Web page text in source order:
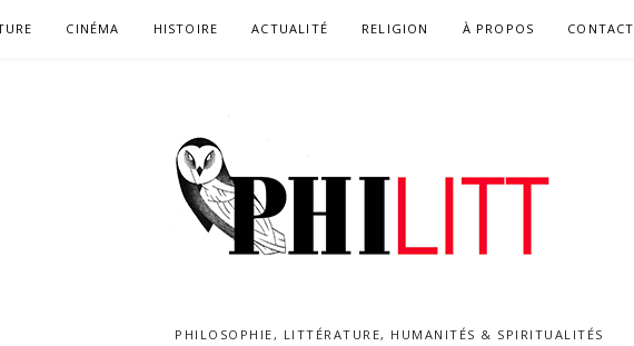
CINÉMA HISTOIRE ACTUALITÉ RELIGION À PROPOS CONTACT
PHILOSOPHIE, LITTÉRATURE, HUMANITÉS & SPIRITUALITÉS